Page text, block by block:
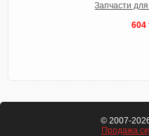
Запчасти
604
© 2007-
Продажа